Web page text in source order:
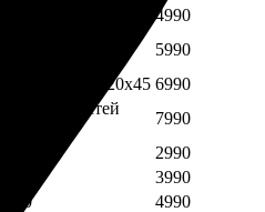
частей 20х45
4990
частей
5990
частей 20х45 6990
восьми частей
7990
2990
3990
4990